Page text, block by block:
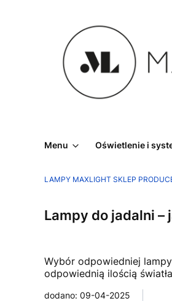
Menu Oświetlenie i
LAMPY MAXLIGHT SKLEP
Lampy do jadalni
Wybór odpowiedniej
odpowiednią ilością
dodano: 09-04-2025